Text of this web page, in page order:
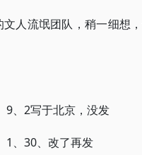
文人流氓团队，稍一细想
9、2写于北京，没发
1、30、改了再发